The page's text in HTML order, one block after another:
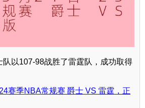
队以107-98战胜了雷霆队，成功取得
赛季NBA常规赛 爵士 VS 雷霆，正